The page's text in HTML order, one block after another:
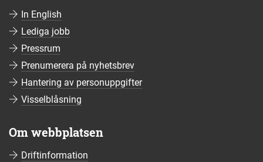
In English
Lediga jobb
Pressrum
Prenumerera på nyhetsbrev
Hantering av personuppgifter
Visselblåsning
Om webbplatsen
Driftinformation